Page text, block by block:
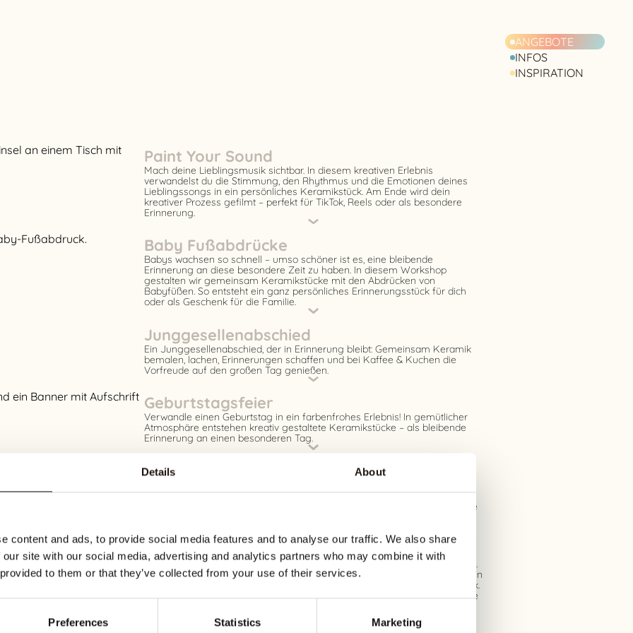
Details About
content and ads, to provide social media features and to analyse our traffic. We also share
site with our social media, advertising and analytics partners who may combine it with
to them or that they’ve collected from your use of their services.
Preferences Statistics Marketing
ANGEBOTE
INFOS
INSPIRATION
Paint Your Sound
Mach deine Lieblingsmusik sichtbar. In diesem kreativen Erlebnis
verwandelst du die Stimmung, den Rhythmus und die Emotionen deines
Lieblingssongs in ein persönliches Keramikstück. Am Ende wird dein
kreativer Prozess gefilmt – perfekt für TikTok, Reels oder als besondere
Erinnerung.
Baby Fußabdrücke
Babys wachsen so schnell – umso schöner ist es, eine bleibende
Erinnerung an diese besondere Zeit zu haben. In diesem Workshop
gestalten wir gemeinsam Keramikstücke mit den Abdrücken von
Babyfüßen. So entsteht ein ganz persönliches Erinnerungsstück für dich
oder als Geschenk für die Familie.
Junggesellenabschied
Ein Junggesellenabschied, der in Erinnerung bleibt: Gemeinsam Keramik
bemalen, lachen, Erinnerungen schaffen und bei Kaffee & Kuchen die
Vorfreude auf den großen Tag genießen.
Geburtstagsfeier
Verwandle einen Geburtstag in ein farbenfrohes Erlebnis! In gemütlicher
Atmosphäre entstehen kreativ gestaltete Keramikstücke – als bleibende
Erinnerung an einen besonderen Tag.
Events
größerer Gruppe – in unserem Keramik-Malstudio wird jedes Event zu
einem entspannten, kreativen Erlebnis. Gemeinsam bemalt ihr einzigartige
Senioren
Unser Malstudio bietet älteren Menschen eine entspannte kreative Auszeit.
Am Donnerstagvormittag gehört das Studio ganz den älteren Besuchern: In
angenehmer Atmosphäre gestaltet jede Person ein eigenes Keramikstück.
Das gemeinsame Malen verbindet, fördert Feinmotorik und schafft schöne